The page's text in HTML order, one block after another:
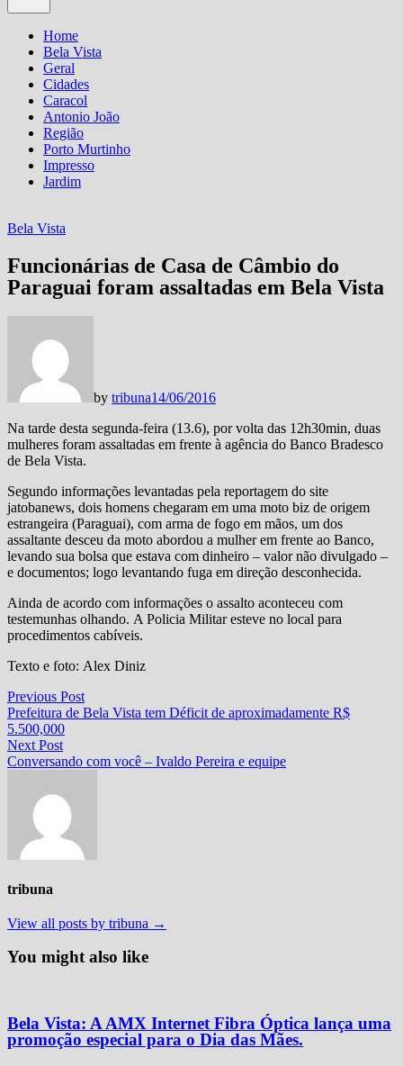
Home
Bela Vista
Geral
Cidades
Caracol
Antonio João
Região
Porto Murtinho
Impresso
Jardim
Bela Vista
Funcionárias de Casa de Câmbio do
Paraguai foram assaltadas em Bela Vista
by tribuna14/06/2016
Na tarde desta segunda-feira (13.6), por volta das 12h30min, duas
mulheres foram assaltadas em frente à agência do Banco Bradesco
de Bela Vista.
Segundo informações levantadas pela reportagem do site
jatobanews, dois homens chegaram em uma moto biz de origem
estrangeira (Paraguai), com arma de fogo em mãos, um dos
assaltante desceu da moto abordou a mulher em frente ao Banco,
levando sua bolsa que estava com dinheiro – valor não divulgado –
e documentos; logo levantando fuga em direção desconhecida.
Ainda de acordo com informações o assalto aconteceu com
testemunhas olhando. A Policia Militar esteve no local para
procedimentos cabíveis.
Texto e foto: Alex Diniz
Navegação
de
Post
Previous PostPrevious
post:
Prefeitura de Bela Vista tem Déficit de aproximadamente R$
5.500,000
Next PostNext
post:
Conversando com você – Ivaldo Pereira e equipe
tribuna
View all posts by tribuna →
You might also like
Bela Vista: A AMX Internet Fibra Óptica lança uma
promoção especial para o Dia das Mães.